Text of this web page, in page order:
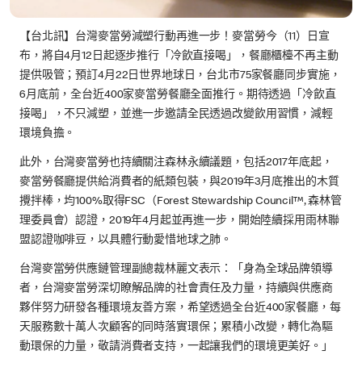
【台北訊】台灣麥當勞減塑行動再進一步！麥當勞今（11）日宣
布，將自4月12日起逐步推行「冷飲直接喝」，餐廳櫃檯不再主動
提供吸管；預訂4月22日世界地球日，台北市75家餐廳同步實施，
6月底前，全台近400家麥當勞餐廳全面推行。期待透過「冷飲直
接喝」，不只減塑，並進一步邀請全民透過改變飲用習慣，減輕
環境負擔。
此外，台灣麥當勞也持續關注森林永續議題，包括2017年底起，
麥當勞餐廳提供給消費者的紙類包裝，與2019年3月底推出的木質
攪拌棒，均100%取得FSC（Forest Stewardship Council™, 森林管
理委員會）認證，2019年4月起並再進一步，開始陸續採用雨林聯
盟認證咖啡豆，以具體行動愛惜地球之肺。
台灣麥當勞供應鏈管理副總裁林麗文表示：「身為全球品牌領導
者，台灣麥當勞深切瞭解品牌的社會責任及力量，持續與供應商
夥伴努力研發各種環境友善方案，希望透過全台近400家餐廳，每
天服務數十萬人次顧客的同時落實環保；累積小改變，轉化為驅
動環保的力量，敬請消費者支持，一起讓我們的環境更美好。」